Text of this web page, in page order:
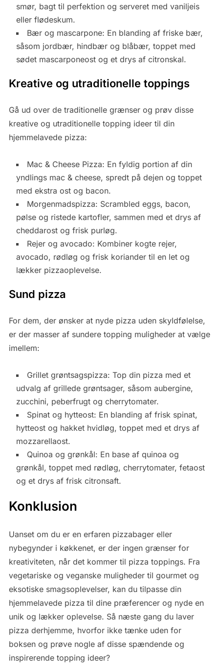
smør, bagt til perfektion og serveret med vaniljeis
eller flødeskum.
Bær og mascarpone: En blanding af friske bær,
såsom jordbær, hindbær og blåbær, toppet med
sødet mascarponeost og et drys af citronskal.
Kreative og utraditionelle toppings
Gå ud over de traditionelle grænser og prøv disse
kreative og utraditionelle topping ideer til din
hjemmelavede pizza:
Mac & Cheese Pizza: En fyldig portion af din
yndlings mac & cheese, spredt på dejen og toppet
med ekstra ost og bacon.
Morgenmadspizza: Scrambled eggs, bacon,
pølse og ristede kartofler, sammen med et drys af
cheddarost og frisk purløg.
Rejer og avocado: Kombiner kogte rejer,
avocado, rødløg og frisk koriander til en let og
lækker pizzaoplevelse.
Sund pizza
For dem, der ønsker at nyde pizza uden skyldfølelse,
er der masser af sundere topping muligheder at vælge
imellem:
Grillet grøntsagspizza: Top din pizza med et
udvalg af grillede grøntsager, såsom aubergine,
zucchini, peberfrugt og cherrytomater.
Spinat og hytteost: En blanding af frisk spinat,
hytteost og hakket hvidløg, toppet med et drys af
mozzarellaost.
Quinoa og grønkål: En base af quinoa og
grønkål, toppet med rødløg, cherrytomater, fetaost
og et drys af frisk citronsaft.
Konklusion
Uanset om du er en erfaren pizzabager eller
nybegynder i køkkenet, er der ingen grænser for
kreativiteten, når det kommer til pizza toppings. Fra
vegetariske og veganske muligheder til gourmet og
eksotiske smagsoplevelser, kan du tilpasse din
hjemmelavede pizza til dine præferencer og nyde en
unik og lækker oplevelse. Så næste gang du laver
pizza derhjemme, hvorfor ikke tænke uden for
boksen og prøve nogle af disse spændende og
inspirerende topping ideer?